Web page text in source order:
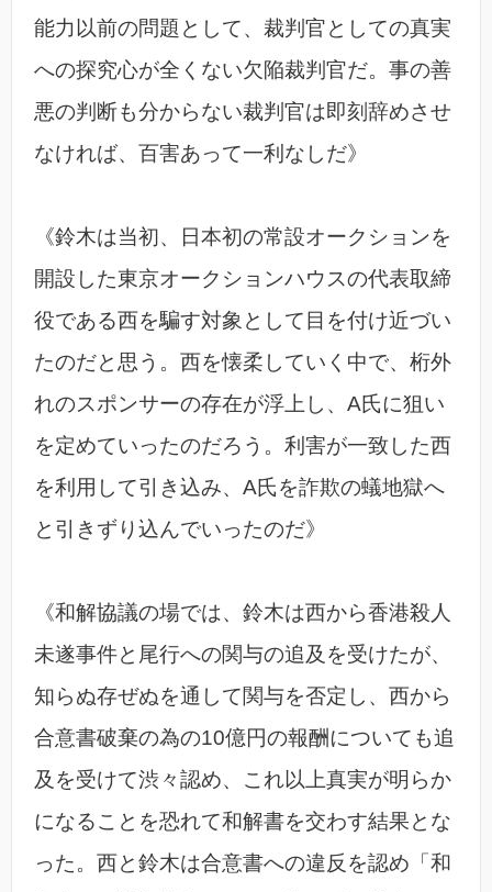
能力以前の問題として、裁判官としての真実
への探究心が全くない欠陥裁判官だ。事の善
悪の判断も分からない裁判官は即刻辞めさせ
なければ、百害あって一利なしだ》
《鈴木は当初、日本初の常設オークションを
開設した東京オークションハウスの代表取締
役である西を騙す対象として目を付け近づい
たのだと思う。西を懐柔していく中で、桁外
れのスポンサーの存在が浮上し、A氏に狙い
を定めていったのだろう。利害が一致した西
を利用して引き込み、A氏を詐欺の蟻地獄へ
と引きずり込んでいったのだ》
《和解協議の場では、鈴木は西から香港殺人
未遂事件と尾行への関与の追及を受けたが、
知らぬ存ぜぬを通して関与を否定し、西から
合意書破棄の為の10億円の報酬についても追
及を受けて渋々認め、これ以上真実が明らか
になることを恐れて和解書を交わす結果とな
った。西と鈴木は合意書への違反を認め「和